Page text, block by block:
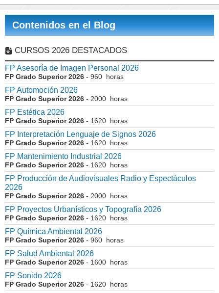
Contenidos en el Blog
CURSOS 2026 DESTACADOS
FP Asesoría de Imagen Personal 2026
FP Grado Superior 2026 - 960 horas
FP Automoción 2026
FP Grado Superior 2026 - 2000 horas
FP Estética 2026
FP Grado Superior 2026 - 1620 horas
FP Interpretación Lenguaje de Signos 2026
FP Grado Superior 2026 - 1620 horas
FP Mantenimiento Industrial 2026
FP Grado Superior 2026 - 1620 horas
FP Producción de Audiovisuales Radio y Espectáculos
2026
FP Grado Superior 2026 - 2000 horas
FP Proyectos Urbanísticos y Topografía 2026
FP Grado Superior 2026 - 1620 horas
FP Química Ambiental 2026
FP Grado Superior 2026 - 960 horas
FP Salud Ambiental 2026
FP Grado Superior 2026 - 1600 horas
FP Sonido 2026
FP Grado Superior 2026 - 1620 horas